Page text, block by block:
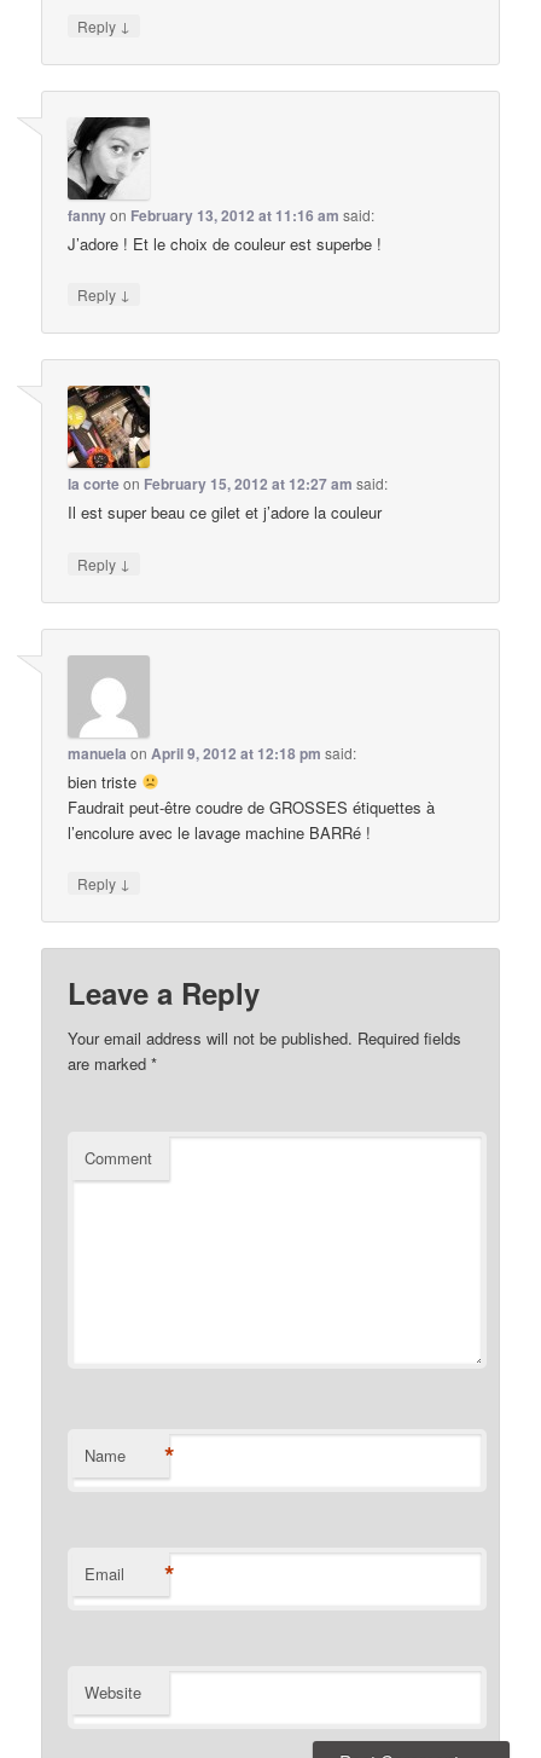
Reply ↓
fannyon February 13, 2012 at 11:16 am said:
J’adore ! Et le choix de couleur est superbe !
Reply ↓
la corteon February 15, 2012 at 12:27 am said:
Il est super beau ce gilet et j’adore la couleur
Reply ↓
manuela on April 9, 2012 at 12:18 pm said:
bien triste
Faudrait peut-être coudre de GROSSES étiquettes à
l’encolure avec le lavage machine BARRé !
Reply ↓
Leave a Reply
Your email address will not be published. Required fields
are marked*
Comment
Name *
Email *
Website